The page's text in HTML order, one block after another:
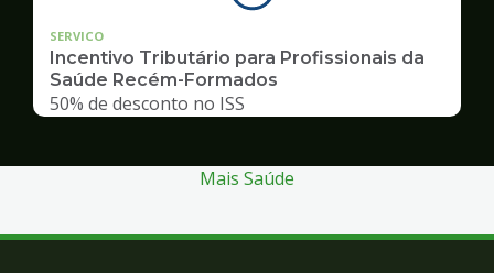
SERVICO
Incentivo Tributário para Profissionais da
Saúde Recém-Formados
50% de desconto no ISS
Mais Saúde